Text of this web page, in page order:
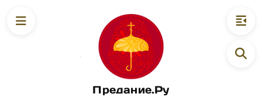
Предание.Ру